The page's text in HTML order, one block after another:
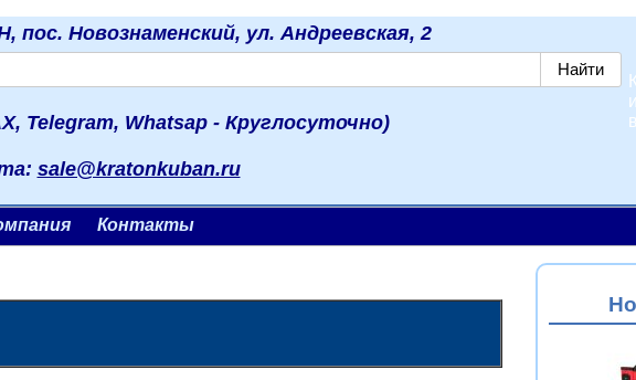
пос. Новознаменский, ул. Андреевская, 2
Telegram, Whatsap - Круглосуточно)
sale@kratonkuban.ru
Контакты